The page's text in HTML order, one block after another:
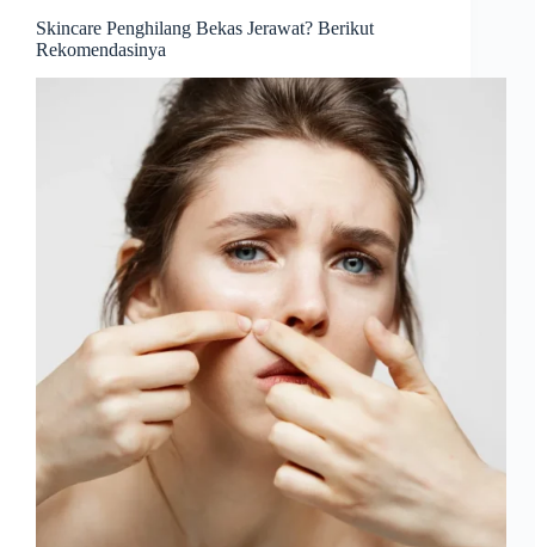
Skincare Penghilang Bekas Jerawat? Berikut
Rekomendasinya